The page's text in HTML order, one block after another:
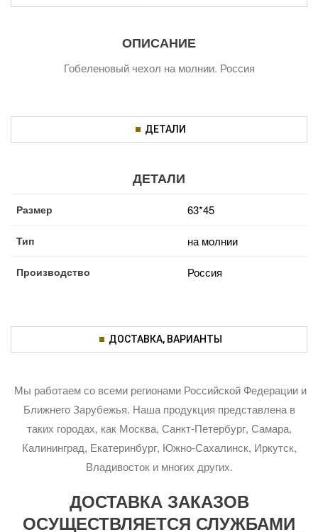
ОПИСАНИЕ
Гобеленовый чехол на молнии. Россия
ДЕТАЛИ
ДЕТАЛИ
Размер 63*45
Тип на молнии
Производство Россия
ДОСТАВКА, ВАРИАНТЫ
Мы работаем со всеми регионами Российской Федерации и
Ближнего Зарубежья. Наша продукция представлена в
таких городах, как Москва, Санкт-Петербург, Самара,
Калининград, Екатеринбург, Южно-Сахалинск, Иркутск,
Владивосток и многих других.
ДОСТАВКА ЗАКАЗОВ
ОСУЩЕСТВЛЯЕТСЯ СЛУЖБАМИ